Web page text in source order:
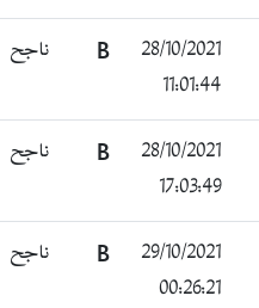
28/10/2021
11:01:44
B ناجح
28/10/2021
17:03:49
B ناجح
29/10/2021
00:26:21
B ناجح